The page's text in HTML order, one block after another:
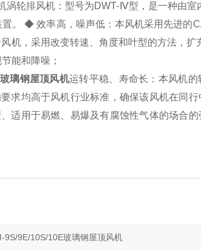
涡轮排风机：型号为DWT-Ⅳ型，是一种由室
。 ◆ 效率高，噪声低：本风机采用先进的
机，采用改变转速、角度和叶型的方法，
能和降噪；
璃钢屋顶风机运转平稳、寿命长：本风机
求均高于风机行业标准，确保该风机在同
适用于易燃、易爆及有腐蚀性气体的场合